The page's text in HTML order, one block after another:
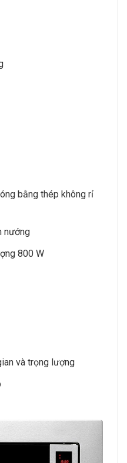
bằng thép không rỉ
nướng
800 W
và trọng lượng